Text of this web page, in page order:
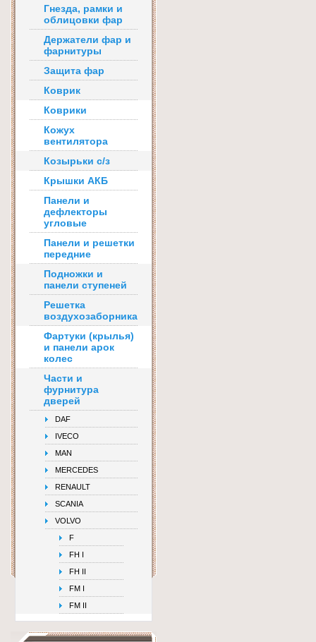
Гнезда, рамки и
облицовки фар
Держатели фар и
фарнитуры
Защита фар
Коврик
Коврики
Кожух
вентилятора
Козырьки с/з
Крышки АКБ
Панели и
дефлекторы
угловые
Панели и решетки
передние
Подножки и
панели ступеней
Решетка
воздухозаборника
Фартуки (крылья)
и панели арок
колес
Части и
фурнитура
дверей
DAF
IVECO
MAN
MERCEDES
RENAULT
SCANIA
VOLVO
F
FH I
FH II
FM I
FM II